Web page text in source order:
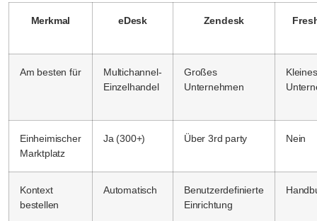
Merkmal eDesk Zendesk
Am besten für
Multichannel-
Einzelhandel
Großes
Unternehmen
Kleines
Einheimischer
Marktplatz
Ja (300+) Über 3rd party Nein
Kontext
bestellen
Automatisch
Benutzerdefinierte
Einrichtung